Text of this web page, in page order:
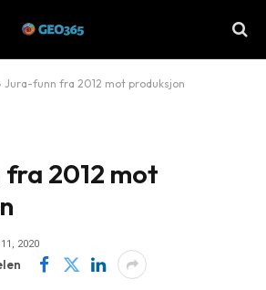
Jura-funn fra 2012 mot produksjon
2012 mot
2020